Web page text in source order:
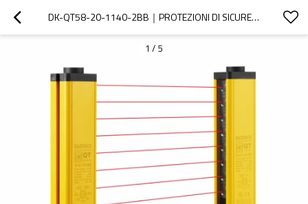
DK-QT58-20-1140-2BB｜PROTEZIONI DI SICUREZZA PER PUNZONATRICE｜DADISICK
1 / 5